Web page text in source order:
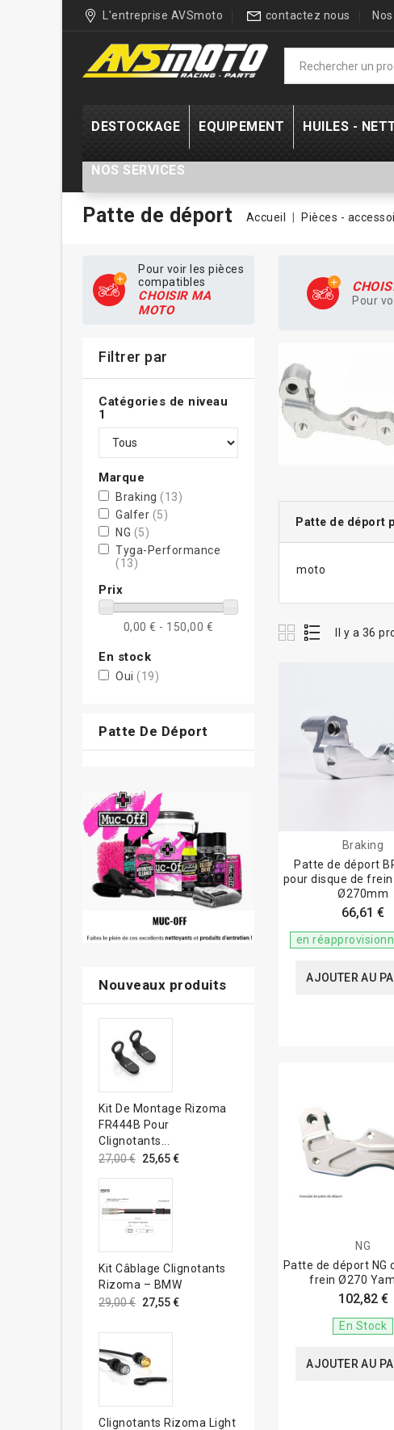
L'entreprise AVSmoto contactez nous
DESTOCKAGE EQUIPEMENT HUILES -
NOS SERVICES
Patte de déport Accueil Pièces -
Pour voir les pièces
compatibles
CHOISIR MA
MOTO
Filtrer par
Catégories de niveau
1
Marque
Braking (13)
Galfer (5)
NG (5)
Tyga-Performance
(13)
Prix
0,00 € - 150,00 €
En stock
Oui (19)
Patte De Déport
Nouveaux produits
Kit De Montage Rizoma
FR444B Pour
Clignotants...
27,00 € 25,65 €
Kit Câblage Clignotants
Rizoma – BMW
29,00 € 27,55 €
Clignotants Rizoma Light
Pour
Patte de déport
moto
Il y a 36
Braking
Patte de déport
pour disque de
Ø270mm
66,61 €
en
AJOUTER AU
NG
Patte de déport NG
frein Ø270
102,82 €
En Stock
AJOUTER AU